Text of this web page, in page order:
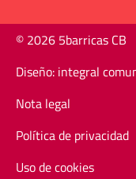
© 2026 5barricas CB
Diseño: integral
Nota legal
Política de privacidad
Uso de cookies